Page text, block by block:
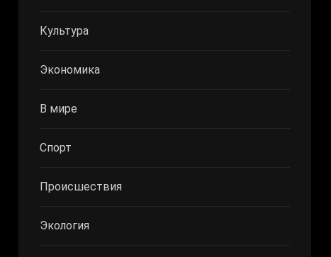
Культура
Экономика
В мире
Спорт
Происшествия
Экология